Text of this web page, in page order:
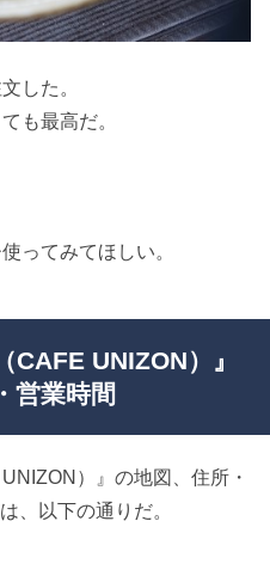
した。
も最高だ。
ってみてほしい。
CAFE UNIZON）』
営業時間
）』の地図、住所・
、以下の通りだ。